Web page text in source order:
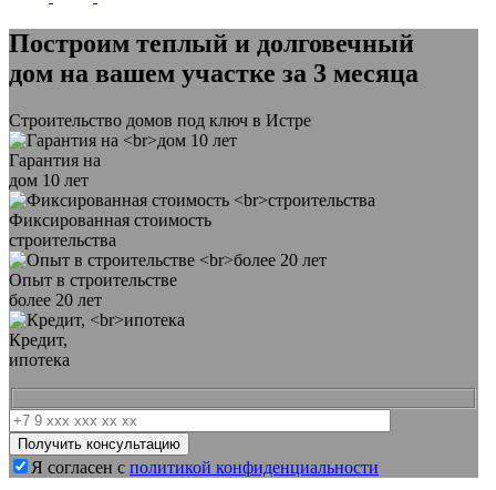
Построим теплый и долговечный
дом на вашем участке за 3 месяца
Строительство домов под ключ в Истре
Гарантия на
дом 10 лет
Фиксированная стоимость
строительства
Опыт в строительстве
более 20 лет
Кредит,
ипотека
Я согласен с политикой конфиденциальности